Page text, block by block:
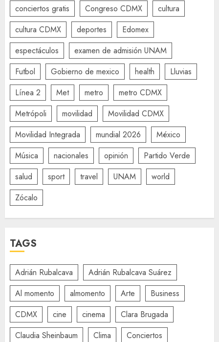
conciertos gratis Congreso CDMX
cultura
cultura CDMX
deportes
Edomex
espectáculos
examen de admisión UNAM
Futbol
Gobierno de mexico health
Lluvias
Línea 2
Met metro
metro CDMX
Metrópoli
movilidad
Movilidad CDMX
Movilidad Integrada
mundial 2026
México
Música
nacionales opinión
Partido Verde
salud
sport travel UNAM
world
Zócalo
TAGS
Adrián Rubalcava
Adrián Rubalcava Suárez
Al momento
almomento Arte
Business
CDMX
cine cinema
Clara Brugada
Claudia Sheinbaum
Clima
Conciertos